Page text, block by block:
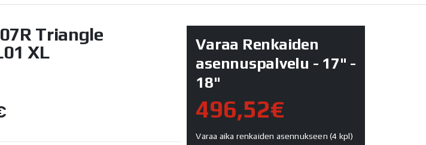
Triangle
XL
Varaa Renkaiden
asennuspalvelu - 17" -
18"
496,52€
Varaa aika renkaiden asennukseen (4 kpl)